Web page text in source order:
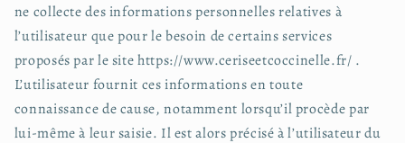
ne collecte des informations personnelles relatives à
l’utilisateur que pour le besoin de certains services
proposés par le site https://www.ceriseetcoccinelle.fr/ .
L’utilisateur fournit ces informations en toute
connaissance de cause, notamment lorsqu’il procède par
lui-même à leur saisie. Il est alors précisé à l’utilisateur du